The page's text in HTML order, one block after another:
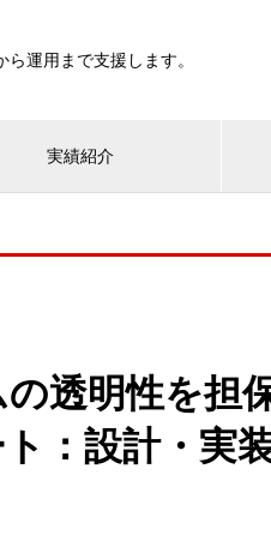
運用まで支援します。
実績紹介
透明性を担
：設計・実